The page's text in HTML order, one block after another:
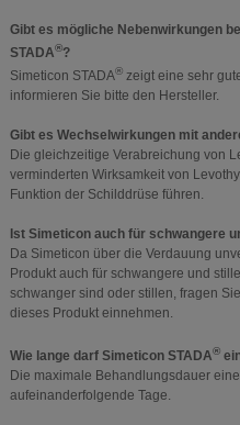
Gibt es mögliche Nebenwirkungen
STADA®?
Simeticon STADA®zeigt eine sehr
informieren Sie bitte den Hersteller.
Gibt es Wechselwirkungen mit
Die gleichzeitige Verabreichung von
verminderten Wirksamkeit von
Funktion der Schilddrüse führen.
Ist Simeticon auch für schwangere
Da Simeticon über die Verdauung
Produkt auch für schwangere und
schwanger sind oder stillen, fragen
dieses Produkt einnehmen.
Wie lange darf Simeticon STADA®
Die maximale Behandlungsdauer
aufeinanderfolgende Tage.